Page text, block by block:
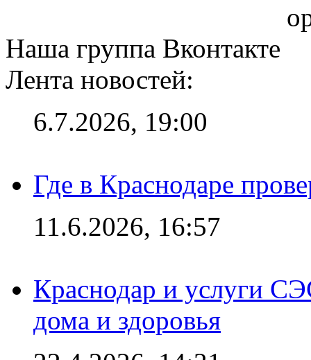
Наша группа Вконтакте
Лента новостей:
6.7.2026, 19:00
Где в Краснодаре
11.6.2026, 16:57
Краснодар и услуги
дома и здоровья